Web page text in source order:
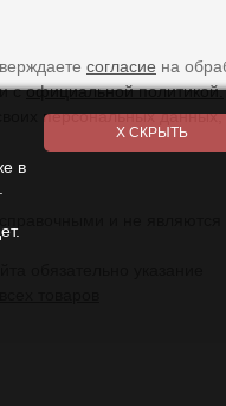
согласие на
софициальной политикой.
персональных
и не являются
в